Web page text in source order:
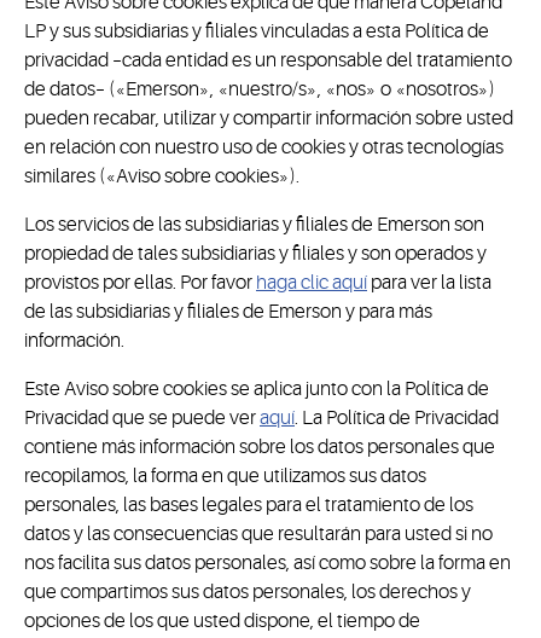
LP y sus subsidiarias y filiales vinculadas a esta Política de
privacidad –cada entidad es un responsable del tratamiento
de datos– («Emerson», «nuestro/s», «nos» o «nosotros»)
pueden recabar, utilizar y compartir información sobre usted
en relación con nuestro uso de cookies y otras tecnologías
similares («Aviso sobre cookies»).
Los servicios de las subsidiarias y filiales de Emerson son
propiedad de tales subsidiarias y filiales y son operados y
provistos por ellas. Por favor haga clic aquí para ver la lista
de las subsidiarias y filiales de Emerson y para más
información.
Este Aviso sobre cookies se aplica junto con la Política de
Privacidad que se puede veraquí. La Política de Privacidad
contiene más información sobre los datos personales que
recopilamos, la forma en que utilizamos sus datos
personales, las bases legales para el tratamiento de los
datos y las consecuencias que resultarán para usted si no
nos facilita sus datos personales, así como sobre la forma en
que compartimos sus datos personales, los derechos y
opciones de los que usted dispone, el tiempo de